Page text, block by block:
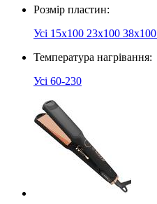
Розмір пластин:
Усі 15x100 23x100 38x100
Температура нагрівання:
Усі 60-230